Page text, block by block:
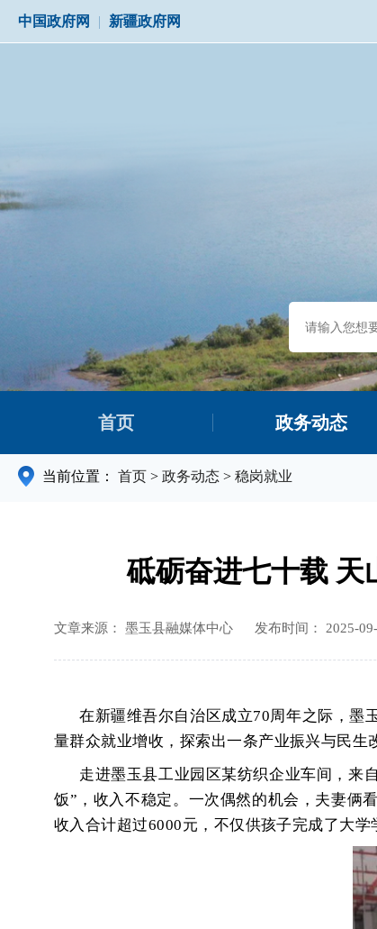
中国政府网 | 新疆政府网
首页 政务动态
当前位置： 首页 > 政务动态 > 稳岗就业
砥砺奋进七十载 天
文章来源： 墨玉县融媒体中心 发布时间： 2025-
在新疆维吾尔自治区成立70周年之际，墨
量群众就业增收，探索出一条产业振兴与民生
走进墨玉县工业园区某纺织企业车间，来
饭”，收入不稳定。一次偶然的机会，夫妻俩
收入合计超过6000元，不仅供孩子完成了大学